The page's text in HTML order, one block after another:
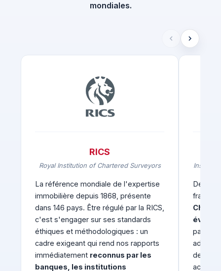
mondiales.
RICS
Royal Institution of Chartered Surveyors
La référence mondiale de l'expertise
immobilière depuis 1868, présente
dans 146 pays. Être régulé par la RICS,
c'est s'engager sur ses standards
éthiques et méthodologiques : un
cadre exigeant qui rend nos rapports
immédiatement reconnus par les
banques, les institutions
Institut
Depuis
Charte
partagé
de Real
active